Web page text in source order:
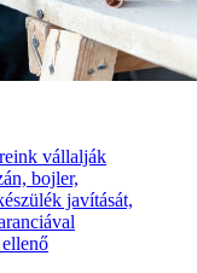
vállalják
bojler,
javítását,